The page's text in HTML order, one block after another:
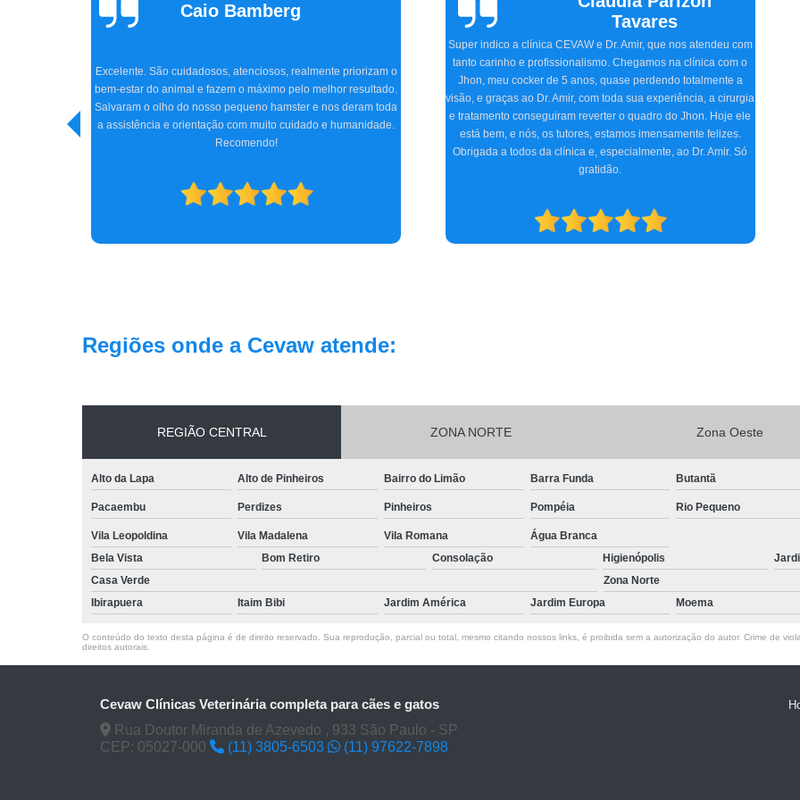
Tavares
Jhon, meu cocker de 5 anos, quase perdendo totalmente a
visão, e graças ao Dr. Amir, com toda sua experiência, a cirurgia
e tratamento conseguiram reverter o quadro do Jhon. Hoje ele
está bem, e nós, os tutores, estamos imensamente felizes.
Sallinas
Tivemos uma experiência extremamente positiva na CEVAW.
Estávamos preocupados porque frequentemente nosso pet, o
Ozzy, ficava com o olho irritado, às vezes quase fechado. O
Doutor Amir, na primeira consulta, detectou o problema,
receitou os remédios necessários, e realizamos dois
procedimentos cirúrgicos com excelência. O atendimento e
acompanhamento foram ótimos desde a primeira consulta até o
pós-operatório. Indicamos a clínica para consultas
Regiões onde a Cevaw atende:
REGIÃO CENTRAL ZONA NORTE Zona Oeste
Alto da Lapa Alto de Pinheiros Bairro do Limão Barra Funda Butantã
Pacaembu Perdizes Pinheiros Pompéia Rio Pequeno
Vila Leopoldina Vila Madalena Vila Romana
Água Branca
Bela Vista
Bom Retiro Consolação Higienópolis
Casa Verde
Zona Norte
Ibirapuera
Itaim Bibi Jardim América Jardim Europa Moema
O conteúdo do texto desta página é de direito reservado. Sua reprodução, parcial ou total, mesmo citando nossos links, é proibida sem a autorização do autor. Crime de
direitos autorais
Cevaw Clínicas Veterinária completa para cães e gatos
Rua Doutor Miranda de Azevedo , 933 São Paulo - SP
CEP: 05027-000
(11) 3805-6503 (11) 97622-7898